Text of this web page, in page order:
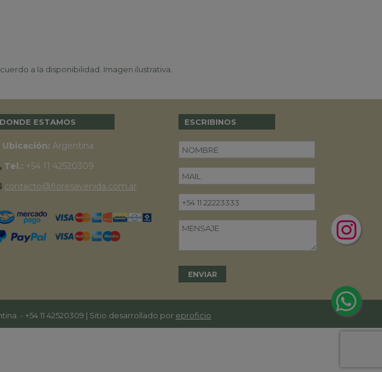
a la disponibilidad. Imagen ilustrativa.
DONDE ESTAMOS
Ubicación: Argentina
Tel.: +54 11 42520309
contacto@floresavenida.com.ar
ESCRIBINOS
- +54 11 42520309 | Sitio desarrollado por eproficio